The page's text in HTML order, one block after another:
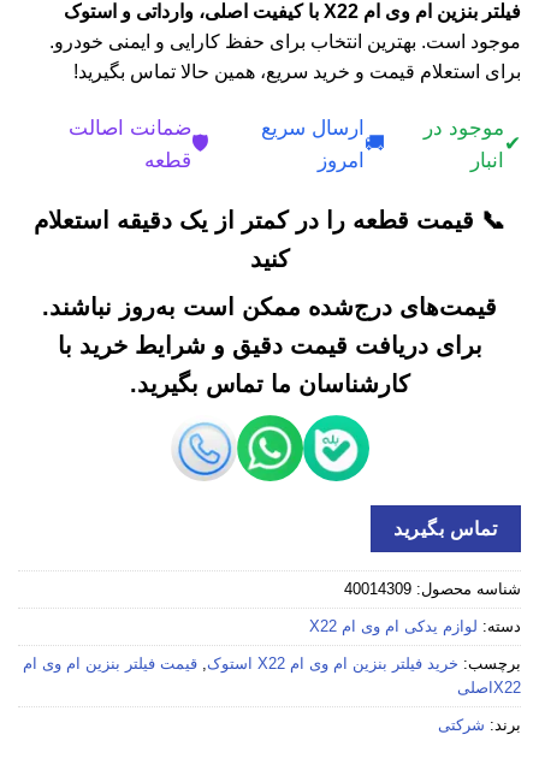
فیلتر بنزین ام وی ام X22 با کیفیت اصلی، وارداتی و استوک
موجود است. بهترین انتخاب برای حفظ کارایی و ایمنی خودرو.
برای استعلام قیمت و خرید سریع، همین حالا تماس بگیرید!
✔
موجود در
انبار
🚚
ارسال سریع
امروز
🛡️
ضمانت اصالت
قطعه
📞 قیمت قطعه را در کمتر از یک دقیقه استعلام
کنید
قیمت‌های درج‌شده ممکن است به‌روز نباشند.
برای دریافت قیمت دقیق و شرایط خرید با
کارشناسان ما تماس بگیرید.
تماس بگیرید
شناسه محصول: 40014309
دسته: لوازم یدکی ام وی ام X22
برچسب: خرید فیلتر بنزین ام وی ام X22 استوک , قیمت فیلتر بنزین ام وی ام
X22اصلی
برند: شرکتی